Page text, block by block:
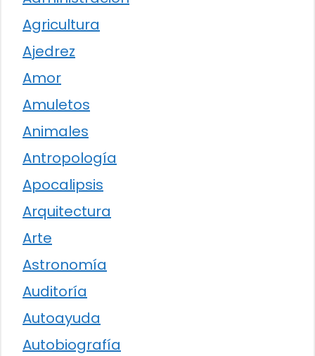
Agricultura
Ajedrez
Amor
Amuletos
Animales
Antropología
Apocalipsis
Arquitectura
Arte
Astronomía
Auditoría
Autoayuda
Autobiografía